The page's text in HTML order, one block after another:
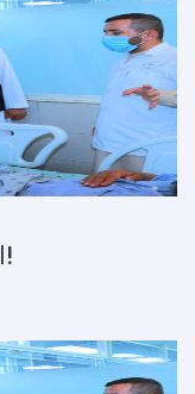
اختر له روغتیایي کارکوونکو سره!